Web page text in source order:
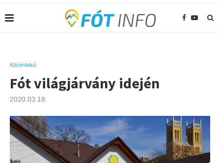
Közérdekű
Fót világjárvány idején
2020.03.18.